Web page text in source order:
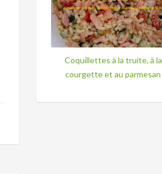
Coquillettes à la truite, à la
courgette et au parmesan